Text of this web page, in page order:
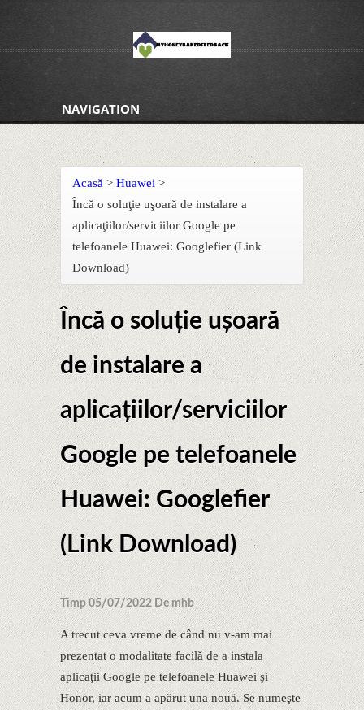
NAVIGATION
Acasă > Huawei >
Încă o soluţie uşoară de instalare a
aplicaţiilor/serviciilor Google pe
telefoanele Huawei: Googlefier (Link
Download)
Încă o soluţie uşoară
de instalare a
aplicaţiilor/serviciilor
Google pe telefoanele
Huawei: Googlefier
(Link Download)
Timp 05/07/2022 De mhb
A trecut ceva vreme de când nu v-am mai
prezentat o modalitate facilă de a instala
aplicaţii Google pe telefoanele Huawei şi
Honor, iar acum a apărut una nouă. Se numeşte